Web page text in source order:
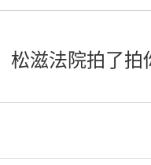
松滋法院拍了拍